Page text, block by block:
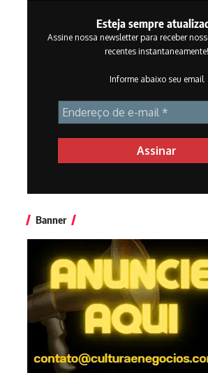
Esteja sempre
Assine nossa newsletter para receber
recentes instantaneamente!
Informe abaixo seu email
Banner